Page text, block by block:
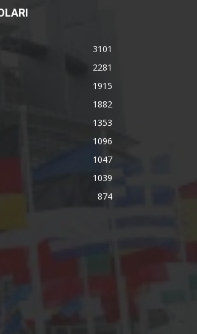
3101
2281
1915
1882
1353
1096
1047
1039
874